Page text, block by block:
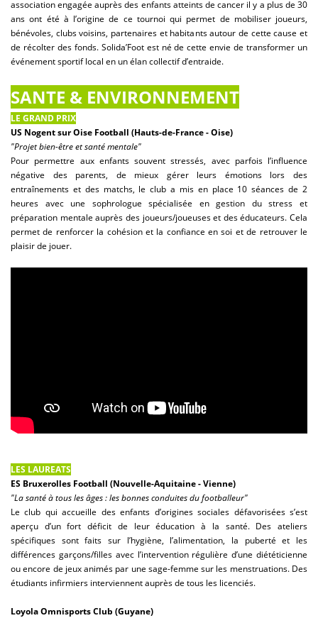
association engagée auprès des enfants atteints de cancer il y a plus de 30
ans ont été à l’origine de ce tournoi qui permet de mobiliser joueurs,
bénévoles, clubs voisins, partenaires et habitants autour de cette cause et
de récolter des fonds. Solida’Foot est né de cette envie de transformer un
événement sportif local en un élan collectif d’entraide.
SANTE & ENVIRONNEMENT
LE GRAND PRIX
US Nogent sur Oise Football (Hauts-de-France - Oise)
"Projet bien-être et santé mentale"
Pour permettre aux enfants souvent stressés, avec parfois l’influence
négative des parents, de mieux gérer leurs émotions lors des
entraînements et des matchs, le club a mis en place 10 séances de 2
heures avec une sophrologue spécialisée en gestion du stress et
préparation mentale auprès des joueurs/joueuses et des éducateurs. Cela
permet de renforcer la cohésion et la confiance en soi et de retrouver le
plaisir de jouer.
LES LAUREATS
ES Bruxerolles Football (Nouvelle-Aquitaine - Vienne)
"La santé à tous les âges : les bonnes conduites du footballeur"
Le club qui accueille des enfants d’origines sociales défavorisées s’est
aperçu d’un fort déficit de leur éducation à la santé. Des ateliers
spécifiques sont faits sur l’hygiène, l’alimentation, la puberté et les
différences garçons/filles avec l’intervention régulière d’une diététicienne
ou encore de jeux animés par une sage-femme sur les menstruations. Des
étudiants infirmiers interviennent auprès de tous les licenciés.
Loyola Omnisports Club (Guyane)